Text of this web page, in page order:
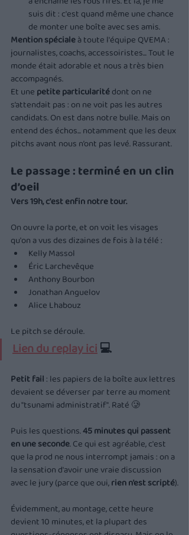
suis dit : c'est quand même une chance
de monter une boîte avec ses amis.
Mention spéciale à toute l'équipe QVEMA :
journalistes, coachs, accessoiristes... Tout le
monde était adorable et nous a très bien
accompagnés.
Et une petite particularité dont on ne
s’attendait pas : on ne voit pas les autres
candidats. On est dans notre bulle. Mais on
entend des échos... notamment que les deux
pitchs avant nous n’ont pas levé. Rassurant.
Le passage : terminé en un clin
d’oeil
Vers 19h, c'est enfin notre tour.
On ouvre la porte, et on voit les visages
qu'on a vus des dizaines de fois à la télé :
Kelly Massol
Éric Larchevêque
Anthony Bourbon
Jonathan Anguelov
Alice Lhabouz
Le pitch se déroule.
Lien du replay ici 💻
Petit fail : les papiers de la boîte aux lettres
devaient se déverser par terre au moment
du "tsunami administratif". Raté 🥲
Puis les questions. 45 minutes qui passent
en une seconde. Ce qui est agréable, c'est
que la prod ne nous interrompt jamais : on a
la sensation d'avoir une vraie discussion
avec le jury (parce que oui, rien n’est scripté).
Évidemment, au montage, cette heure
devient 10 minutes, et la plupart des